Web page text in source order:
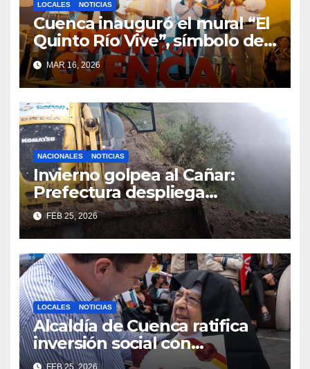
LOCALES NOTICIAS
Cuenca inauguró el mural “El
Quinto Río Vive”, símbolo de
la defensa ciudadana del
agua
MAR 16, 2026
NACIONALES NOTICIAS
Invierno golpea al Cañar:
Prefectura despliega
maquinaria en toda la
provincia para mantener las
vías operativas.
FEB 25, 2026
LOCALES NOTICIAS
Alcaldía de Cuenca ratifica
inversión social con
fundaciones e instituciones